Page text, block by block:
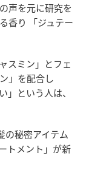
声を元に研究を
香り 「ジュテー
スミン」とフェ
」を配合し
」という人は、
の秘密アイテム
トメント」が新